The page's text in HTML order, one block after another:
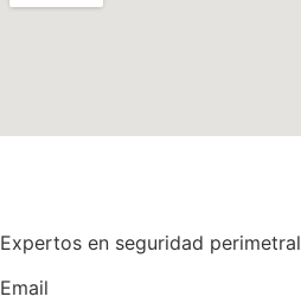
Expertos en seguridad perimetral
Email